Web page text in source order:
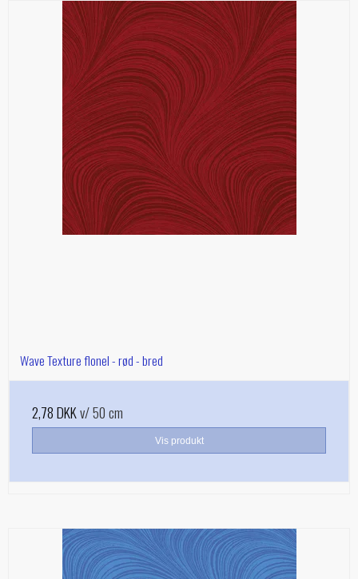
Wave Texture flonel - rød - bred
2,78 DKKv/ 50 cm
Vis produkt